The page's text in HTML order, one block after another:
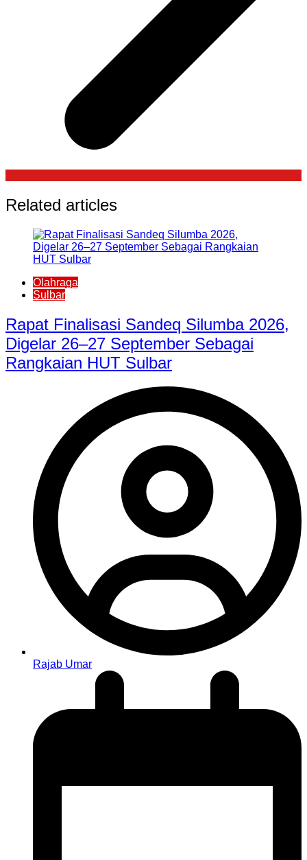
Related articles
Olahraga
Sulbar
Rapat Finalisasi Sandeq Silumba 2026,
Digelar 26–27 September Sebagai
Rangkaian HUT Sulbar
Rajab Umar